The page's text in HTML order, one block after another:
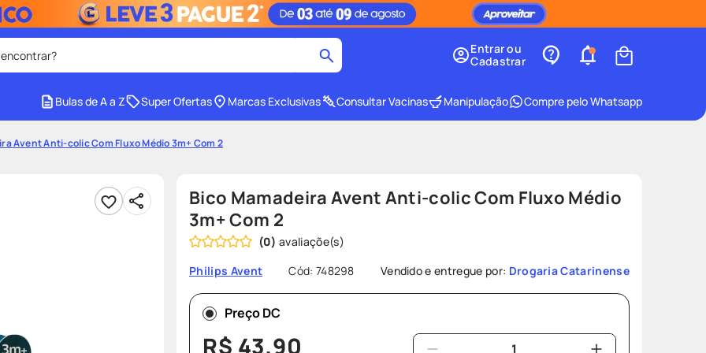
facial 4º shampoo
8º protetor solar
fralda pampers
Entrar ou
Cadastrar
Bulas de A a Z Super Ofertas Marcas Exclusivas Consultar Vacinas Manipulação Compre pelo Whatsapp
Avent Anti-colic Com Fluxo Médio 3m+ Com 2
Bico Mamadeira Avent Anti-colic Com Fluxo Médio
3m+ Com 2
(0)
Philips Avent
Cód: 748298 Vendido e entregue por: Drogaria Catarinense
Preço DC
R$ 43,90